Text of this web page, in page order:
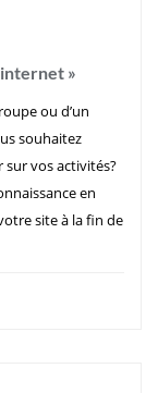
»
ou d’un
souhaitez
vos activités?
en
site à la fin de